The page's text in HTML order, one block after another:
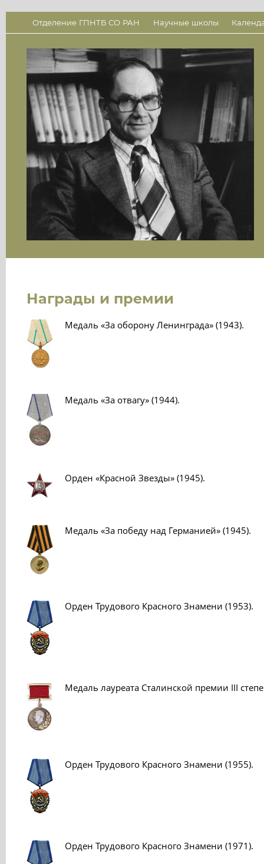
Отделение ГПНТБ СО РАН Научные школы
Награды и премии
Медаль «За оборону Ленинграда» (1943).
Медаль «За отвагу» (1944).
Орден «Красной Звезды» (1945).
Медаль «За победу над Германией» (1945).
Орден Трудового Красного Знамени (1953).
Медаль лауреата Сталинской премии III
Орден Трудового Красного Знамени (1955).
Орден Трудового Красного Знамени (1971).